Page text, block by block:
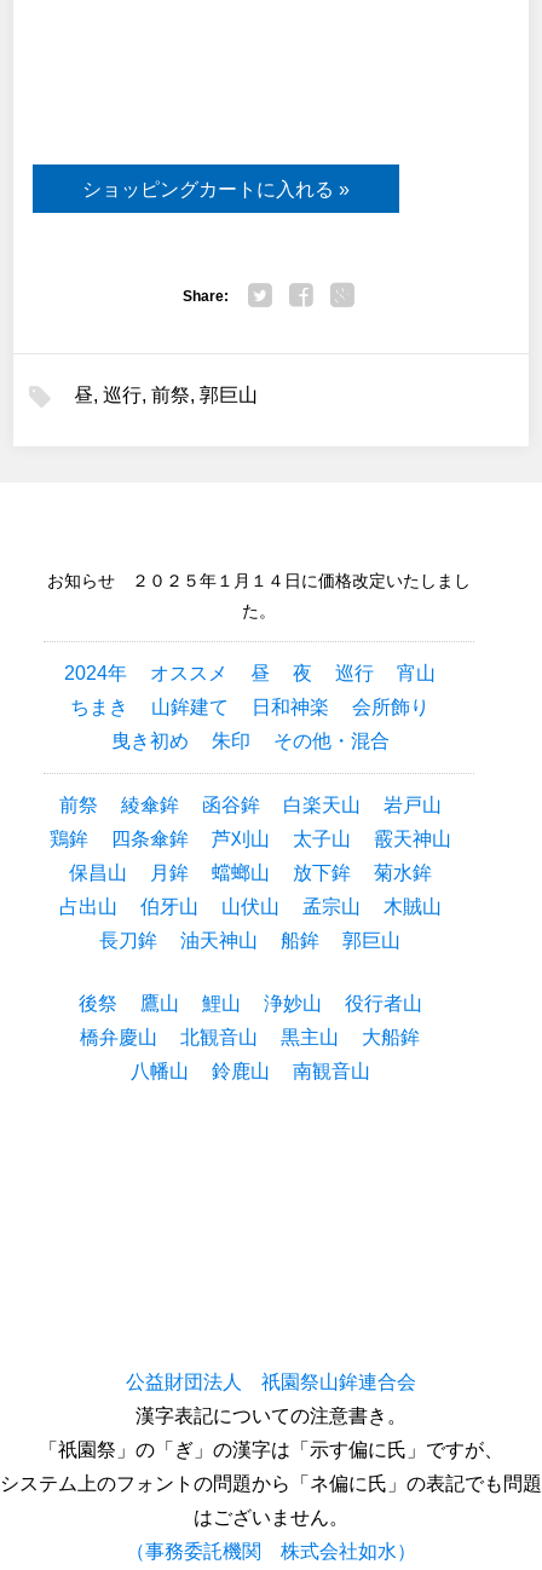
Share:
昼, 巡行, 前祭, 郭巨山
お知らせ ２０２５年１月１４日に価格改定いたしまし
た。
2024年 オススメ 昼 夜 巡行
宵山
ちまき
山鉾建て 日和神楽
会所飾り
曳き初め
朱印 その他・混合
前祭 綾傘鉾 函谷鉾 白楽天山
岩戸山
鶏鉾
四条傘鉾 芦刈山 太子山
霰天神山
保昌山
月鉾 蟷螂山 放下鉾
菊水鉾
占出山
伯牙山 山伏山 孟宗山
木賊山
長刀鉾
油天神山 船鉾 郭巨山
後祭 鷹山 鯉山 浄妙山
役行者山
橋弁慶山
北観音山 黒主山
大船鉾
八幡山
鈴鹿山 南観音山
公益財団法人 祇園祭山鉾連合会
漢字表記についての注意書き。
「祇園祭」の「ぎ」の漢字は「示す偏に氏」ですが、
システム上のフォントの問題から「ネ偏に氏」の表記でも問題
はございません。
（事務委託機関 株式会社如水）